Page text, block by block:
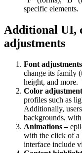
specific elements.
Additional UI,
adjustments
Font
change its family
height, and more.
Color
profiles such as
Additionally,
backgrounds,
Animations –
with the click of a
interface include